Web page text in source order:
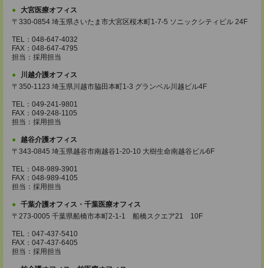
大宮医療オフィス
〒330-0854 埼玉県さいたま市大宮区桜木町1-7-5 ソニックシティビル 24F
TEL：048-647-4032
FAX：048-647-4795
担当：採用担当
川越介護オフィス
〒350-1123 埼玉県川越市脇田本町1-3 グランベル川越ビル4F
TEL：049-241-9801
FAX：049-248-1105
担当：採用担当
越谷介護オフィス
〒343-0845 埼玉県越谷市南越谷1-20-10 大樹生命南越谷ビル6F
TEL：048-989-3901
FAX：048-989-4105
担当：採用担当
千葉介護オフィス・千葉医療オフィス
〒273-0005 千葉県船橋市本町2-1-1 船橋スクエア21 10F
TEL：047-437-5410
FAX：047-437-6405
担当：採用担当